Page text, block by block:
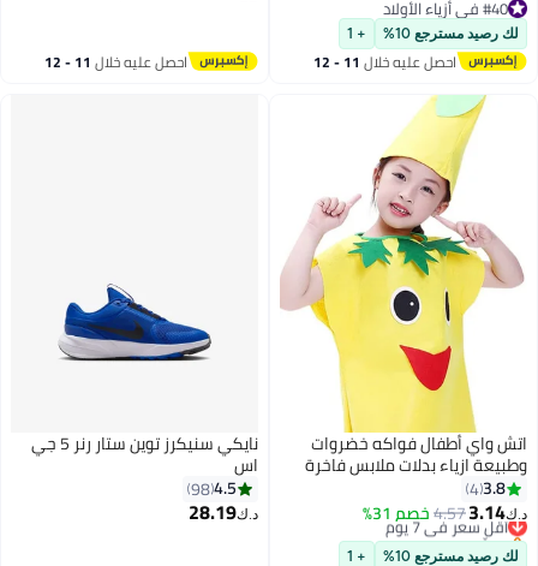
#40 في أزياء الأولاد
#40 في أزياء الأولاد
لك رصيد مسترجع 10%
احصل عليه خلال 11 - 12
أقل سعر في 30 يوم
#10 في قمصان الأولاد
احصل عليه خلال 11 - 12
اتش واي أطفال فواكه خضروات
وطبيعة ازياء بدلات ملابس فاخرة
فستان حفلة بنين وبنات بدلة زي مع
قبعة (قرع)
3.8
4
د.ك‏3.14
4.57خصم 31%أقل سعر في 7 يوم
بتخلّص بسرعة
أقل سعر في 7 يوم
لك رصيد مسترجع 10%
11
نايكي سنيكرز توين ستار رنر 5 جي
اس
4.5
98
د.ك‏28.19